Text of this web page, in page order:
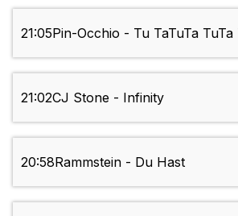
21:05Pin-Occhio - Tu TaTuTa TuTa
21:02CJ Stone - Infinity
20:58Rammstein - Du Hast